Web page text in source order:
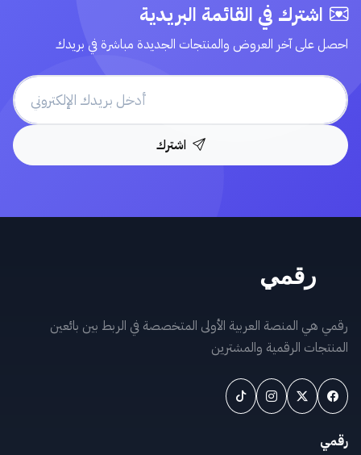
اشترك في القائمة البريدية
احصل على آخر العروض والمنتجات الجديدة مباشرة في بريدك
اشترك
رقمي هي المنصة العربية الأولى المتخصصة في الربط بين بائعين
المنتجات الرقمية والمشترين
رقمي